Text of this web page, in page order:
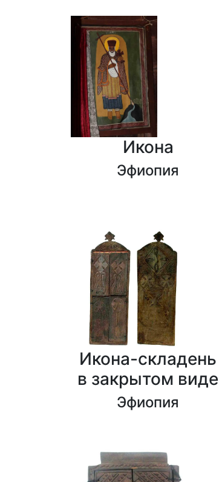
Икона
Эфиопия
Икона-складень
в закрытом виде
Эфиопия